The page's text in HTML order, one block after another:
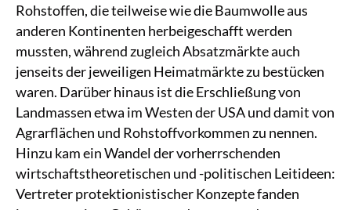
Rohstoffen, die teilweise wie die Baumwolle aus
anderen Kontinenten herbeigeschafft werden
mussten, während zugleich Absatzmärkte auch
jenseits der jeweiligen Heimatmärkte zu bestücken
waren. Darüber hinaus ist die Erschließung von
Landmassen etwa im Westen der USA und damit von
Agrarflächen und Rohstoffvorkommen zu nennen.
Hinzu kam ein Wandel der vorherrschenden
wirtschaftstheoretischen und -politischen Leitideen:
Vertreter protektionistischer Konzepte fanden